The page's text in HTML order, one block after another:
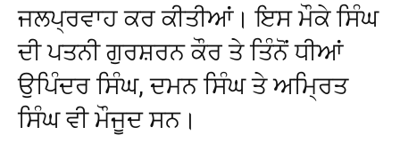
ਜਲਪ੍ਰਵਾਹ ਕਰ ਕੀਤੀਆਂ। ਇਸ ਮੌਕੇ ਸਿੰਘ
ਦੀ ਪਤਨੀ ਗੁਰਸ਼ਰਨ ਕੌਰ ਤੇ ਤਿੰਨੋਂ ਧੀਆਂ
ਉਪਿੰਦਰ ਸਿੰਘ, ਦਮਨ ਸਿੰਘ ਤੇ ਅਮ੍ਰਿਤ
ਸਿੰਘ ਵੀ ਮੌਜੂਦ ਸਨ।